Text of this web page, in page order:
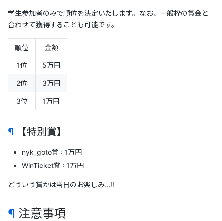
学生参加者のみで順位を決定いたします。なお、一般枠の賞金と
合わせて獲得することも可能です。
順位 金額
1位 5万円
2位 3万円
3位 1万円
¶ 【特別賞】
nyk_goto賞 : 1万円
WinTicket賞 : 1万円
どういう賞かは当日のお楽しみ…!!
¶ 注意事項